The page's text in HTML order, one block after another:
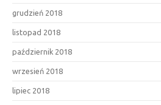
grudzień 2018
listopad 2018
październik 2018
wrzesień 2018
lipiec 2018